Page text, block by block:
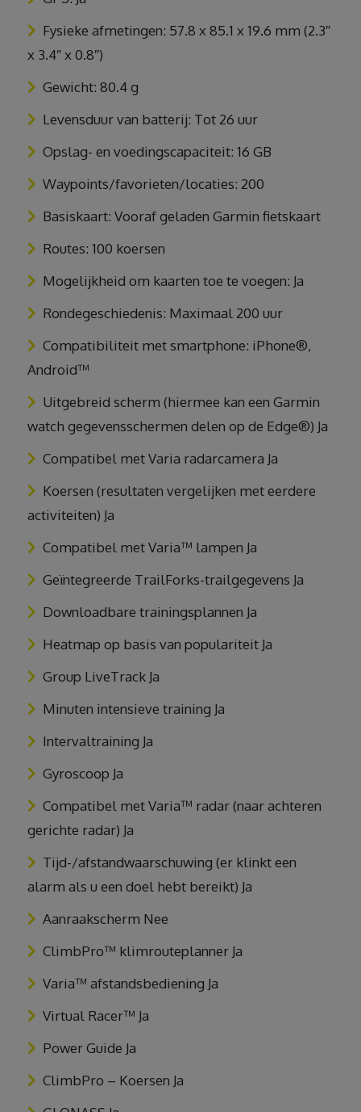
Fysieke afmetingen: 57.8 x 85.1 x 19.6 mm (2.3″
x 3.4″ x 0.8″)
Gewicht: 80.4 g
Levensduur van batterij: Tot 26 uur
Opslag- en voedingscapaciteit: 16 GB
Waypoints/favorieten/locaties: 200
Basiskaart: Vooraf geladen Garmin fietskaart
Routes: 100 koersen
Mogelijkheid om kaarten toe te voegen: Ja
Rondegeschiedenis: Maximaal 200 uur
Compatibiliteit met smartphone: iPhone®,
Android™
Uitgebreid scherm (hiermee kan een Garmin
watch gegevensschermen delen op de Edge®) Ja
Compatibel met Varia radarcamera Ja
Koersen (resultaten vergelijken met eerdere
activiteiten) Ja
Compatibel met Varia™ lampen Ja
Geïntegreerde TrailForks-trailgegevens Ja
Downloadbare trainingsplannen Ja
Heatmap op basis van populariteit Ja
Group LiveTrack Ja
Minuten intensieve training Ja
Intervaltraining Ja
Gyroscoop Ja
Compatibel met Varia™ radar (naar achteren
gerichte radar) Ja
Tijd-/afstandwaarschuwing (er klinkt een
alarm als u een doel hebt bereikt) Ja
Aanraakscherm Nee
ClimbPro™ klimrouteplanner Ja
Varia™ afstandsbediening Ja
Virtual Racer™ Ja
Power Guide Ja
ClimbPro – Koersen Ja